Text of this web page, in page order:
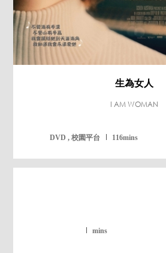
生為女人
I AM WOMAN
DVD , 校園平台 116mins
mins